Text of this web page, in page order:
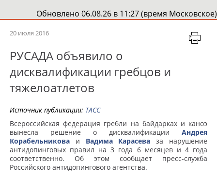
Обновлено 06.08.26 в 11:27 (время Московское)
20 июля 2016
РУСАДА объявило о
дисквалификации гребцов и
тяжелоатлетов
Источник публикации: ТАСС
Всероссийская федерация гребли на байдарках и каноэ
вынесла решение о дисквалификации Андрея
Корабельникова и Вадима Карасева за нарушение
антидопинговых правил на 3 года 6 месяцев и 4 года
соответственно. Об этом сообщает пресс-служба
Российского антидопингового агентства.